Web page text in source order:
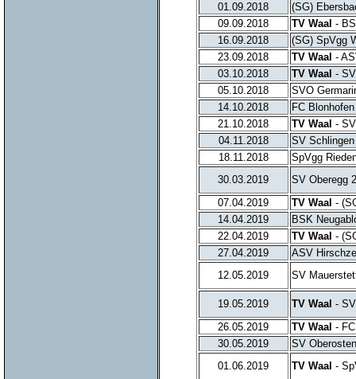
01.09.2018
(SG)
09.09.2018
TV Waal -
16.09.2018
(SG) SpVgg
23.09.2018
TV Waal -
03.10.2018
TV Waal -
05.10.2018
SVO
14.10.2018
FC
21.10.2018
TV Waal -
04.11.2018
SV
18.11.2018
SpVgg
30.03.2019
SV Oberegg
07.04.2019
TV Waal -
14.04.2019
BSK
22.04.2019
TV Waal -
27.04.2019
ASV
12.05.2019
SV
19.05.2019
TV Waal -
26.05.2019
TV Waal -
30.05.2019
SV
01.06.2019
TV Waal -